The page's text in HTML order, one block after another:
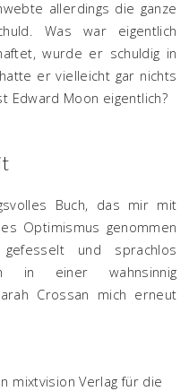
allerdings die ganze
Was war eigentlich
wurde er schuldig in
er vielleicht gar nichts
Edward Moon eigentlich?
Buch, das mir mit
Optimismus genommen
und sprachlos
in einer wahnsinnig
Crossan mich erneut
mixtvision Verlag für die